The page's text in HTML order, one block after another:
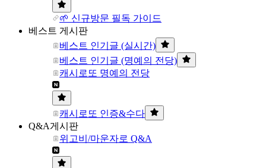
🌱 신규방문 필독 가이드
베스트 게시판
베스트 인기글 (실시간)
베스트 인기글 (명예의 전당)
캐시로또 명예의 전당
캐시로또 인증&수다
Q&A게시판
위고비/마운자로 Q&A